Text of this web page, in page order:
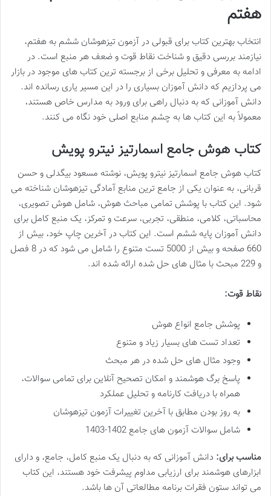
هفتم
انتخاب بهترین کتاب برای قبولی در آزمون تیزهوشان ششم به هفتم،
نیازمند بررسی دقیق و شناخت نقاط قوت و ضعف هر منبع است. در
ادامه به معرفی و تحلیل برخی از برجسته ترین کتاب های موجود در بازار
می پردازیم که دانش آموزان بسیاری را در این مسیر یاری رسانده اند.
دانش آموزانی که به دنبال راهی برای ورود به مدارس خاص هستند،
معمولاً به این کتاب ها به چشم منابع اصلی خود نگاه می کنند.
کتاب هوش جامع اسمارتیز نیترو پویش
کتاب هوش جامع اسمارتیز نیترو پویش، نوشته مسعود بیگدلی و حسن
قربانی، به عنوان یکی از جامع ترین منابع آمادگی تیزهوشان شناخته می
شود. این کتاب با پوشش تمامی مباحث هوش، شامل هوش تصویری،
محاسباتی، کلامی، منطقی، تجربی، سرعت و تمرکز، یک منبع کامل برای
دانش آموزان پایه ششم است. این کتاب در آخرین چاپ خود، بیش از
660 صفحه و بیش از 5000 تست متنوع را شامل می شود که در 8 فصل
و 229 مبحث با مثال های حل شده ارائه شده اند.
نقاط قوت:
پوشش جامع انواع هوش
تعداد تست های بسیار زیاد و متنوع
وجود مثال های حل شده در هر مبحث
پاسخ برگ هوشمند و امکان تصحیح آنلاین برای تمامی سوالات،
همراه با دریافت کارنامه و تحلیل عملکرد
به روز بودن مطابق با آخرین تغییرات آزمون تیزهوشان
شامل سوالات آزمون های جامع 1402-1403
مناسب برای: دانش آموزانی که به دنبال یک منبع کامل، جامع، و دارای
ابزارهای هوشمند برای ارزیابی مداوم پیشرفت خود هستند، این کتاب
می تواند ستون فقرات برنامه مطالعاتی آن ها باشد.